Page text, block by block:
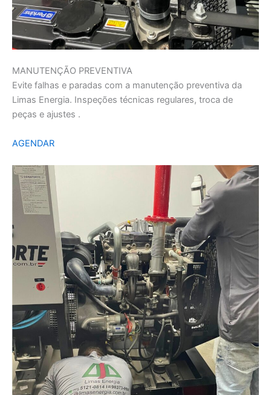
MANUTENÇÃO PREVENTIVA
Evite falhas e paradas com a manutenção preventiva da
Limas Energia. Inspeções técnicas regulares, troca de
peças e ajustes .
AGENDAR